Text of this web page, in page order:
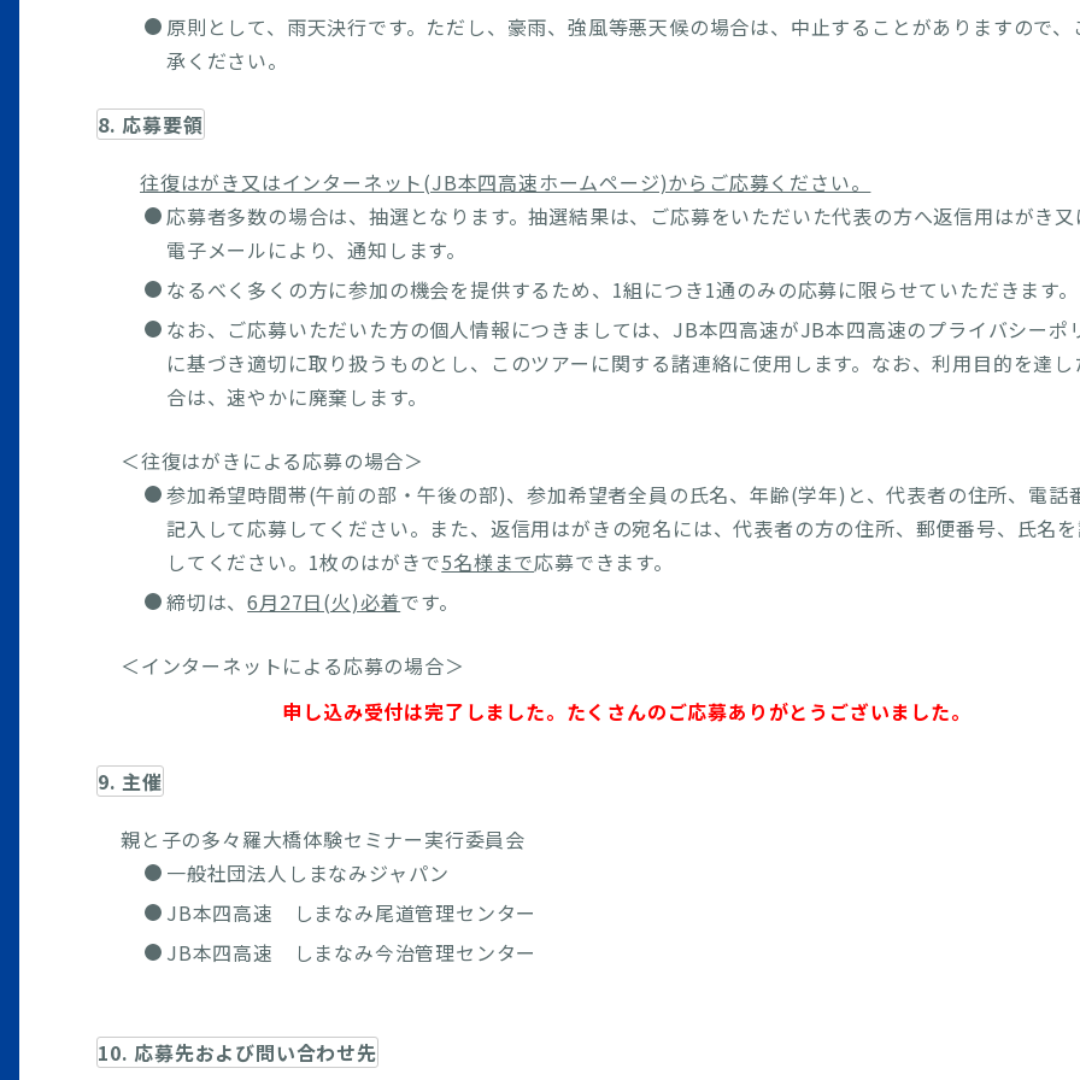
原則として、雨天決行です。ただし、豪雨、強風等悪天候の場合は、中止することがありますので、
承ください。
8. 応募要領
往復はがき又はインターネット(JB本四高速ホームページ)からご応募ください。
応募者多数の場合は、抽選となります。抽選結果は、ご応募をいただいた代表の方へ返信用はがき又
電子メールにより、通知します。
なるべく多くの方に参加の機会を提供するため、1組につき1通のみの応募に限らせていただきます。
なお、ご応募いただいた方の個人情報につきましては、JB本四高速がJB本四高速のプライバシーポ
に基づき適切に取り扱うものとし、このツアーに関する諸連絡に使用します。なお、利用目的を達し
合は、速やかに廃棄します。
＜往復はがきによる応募の場合＞
参加希望時間帯(午前の部・午後の部)、参加希望者全員の氏名、年齢(学年)と、代表者の住所、電話
記入して応募してください。また、返信用はがきの宛名には、代表者の方の住所、郵便番号、氏名
してください。1枚のはがきで5名様まで応募できます。
締切は、6月27日(火)必着です。
＜インターネットによる応募の場合＞
申し込み受付は完了しました。たくさんのご応募ありがとうございました。
9. 主催
親と子の多々羅大橋体験セミナー実行委員会
一般社団法人しまなみジャパン
JB本四高速 しまなみ尾道管理センター
JB本四高速 しまなみ今治管理センター
10. 応募先および問い合わせ先